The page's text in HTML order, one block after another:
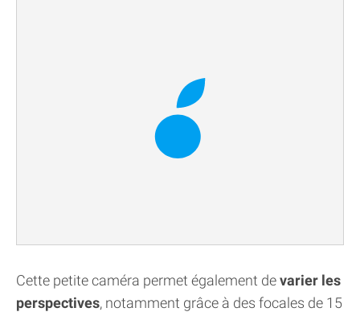
Cette petite caméra permet également devarier les
perspectives, notamment grâce à des focales de 15